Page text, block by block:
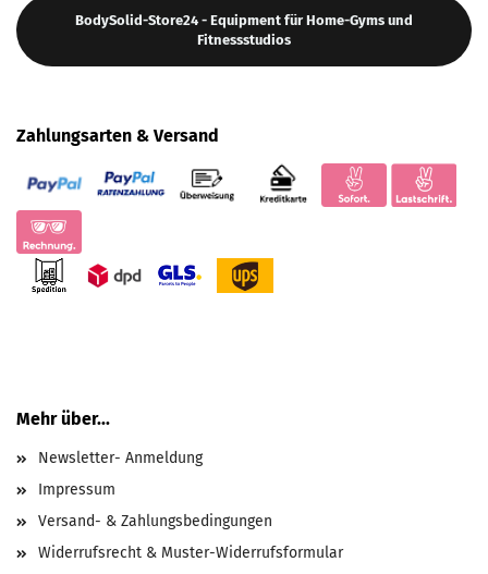
BodySolid-Store24 - Equipment für Home-Gyms und
Fitnessstudios
Zahlungsarten & Versand
Mehr über...
Newsletter- Anmeldung
Impressum
Versand- & Zahlungsbedingungen
Widerrufsrecht & Muster-Widerrufsformular